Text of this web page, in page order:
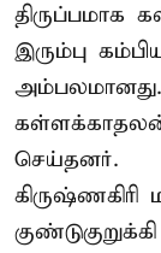
திருப்பமாக
இரும்பு
செய்தனர்.
கிருஷ்ணகிரி